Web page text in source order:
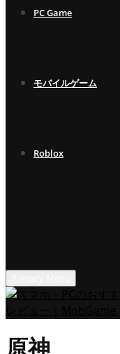
PC Game
モバイルゲーム
Roblox
原神